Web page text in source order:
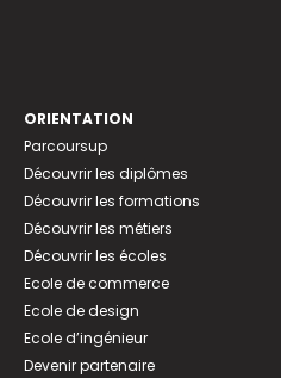
ORIENTATION
Parcoursup
Découvrir les diplômes
Découvrir les formations
Découvrir les métiers
Découvrir les écoles
Ecole de commerce
Ecole de design
Ecole d’ingénieur
Devenir partenaire